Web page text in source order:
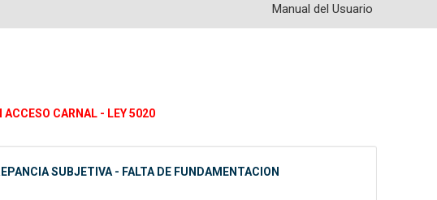
Manual del Usuario
CARNAL - LEY 5020
SUBJETIVA - FALTA DE FUNDAMENTACION